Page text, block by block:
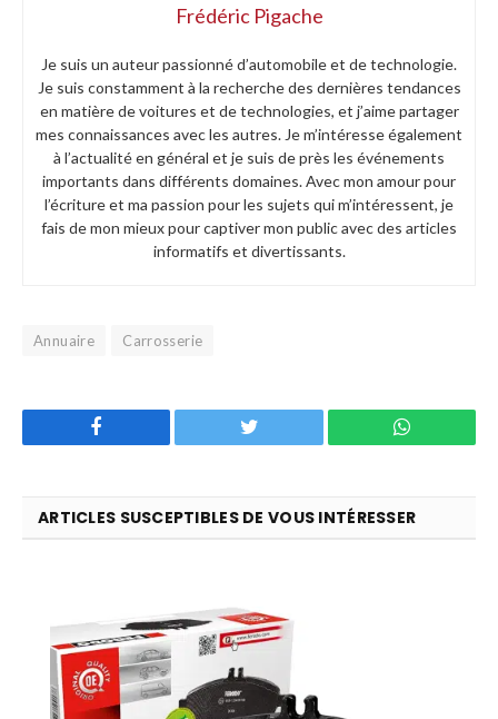
Frédéric Pigache
Je suis un auteur passionné d’automobile et de technologie.
Je suis constamment à la recherche des dernières tendances
en matière de voitures et de technologies, et j’aime partager
mes connaissances avec les autres. Je m’intéresse également
à l’actualité en général et je suis de près les événements
importants dans différents domaines. Avec mon amour pour
l’écriture et ma passion pour les sujets qui m’intéressent, je
fais de mon mieux pour captiver mon public avec des articles
informatifs et divertissants.
Annuaire Carrosserie
Twitter WhatsApp
ARTICLES SUSCEPTIBLES DE VOUS INTÉRESSER